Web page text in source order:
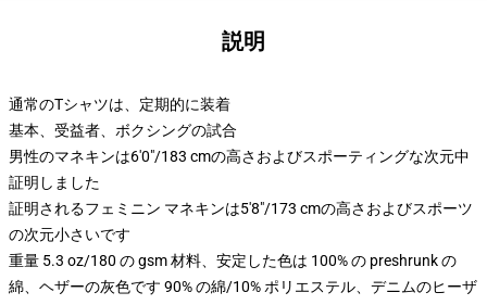
説明
通常のTシャツは、定期的に装着
基本、受益者、ボクシングの試合
男性のマネキンは6'0"/183 cmの高さおよびスポーティングな次元中
証明しました
証明されるフェミニン マネキンは5'8"/173 cmの高さおよびスポーツ
の次元小さいです
重量 5.3 oz/180 の gsm 材料、安定した色は 100% の preshrunk の
綿、ヘザーの灰色です 90% の綿/10% ポリエステル、デニムのヒーザ